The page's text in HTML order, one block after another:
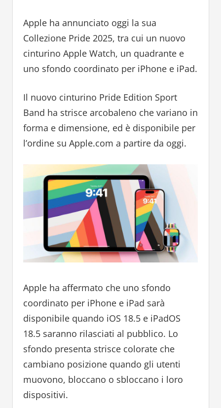
Apple ha annunciato oggi la sua
Collezione Pride 2025, tra cui un nuovo
cinturino Apple Watch, un quadrante e
uno sfondo coordinato per iPhone e iPad.
Il nuovo cinturino Pride Edition Sport
Band ha strisce arcobaleno che variano in
forma e dimensione, ed è disponibile per
l’ordine su Apple.com a partire da oggi.
Apple ha affermato che uno sfondo
coordinato per iPhone e iPad sarà
disponibile quando iOS 18.5 e iPadOS
18.5 saranno rilasciati al pubblico. Lo
sfondo presenta strisce colorate che
cambiano posizione quando gli utenti
muovono, bloccano o sbloccano i loro
dispositivi.